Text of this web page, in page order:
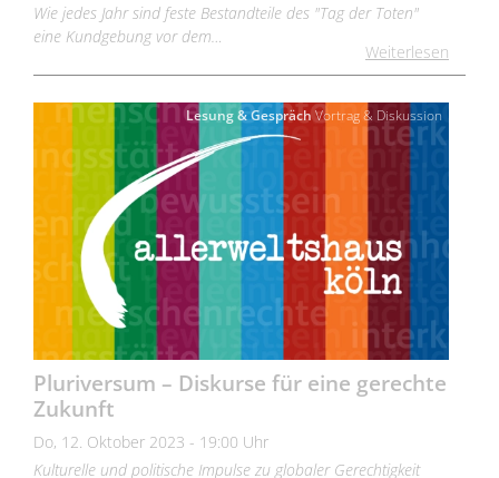
Wie jedes Jahr sind feste Bestandteile des "Tag der Toten"
eine Kundgebung vor dem…
Weiterlesen
Lesung & Gespräch Vortrag & Diskussion
Pluriversum – Diskurse für eine gerechte
Zukunft
Do, 12. Oktober 2023 - 19:00 Uhr
Kulturelle und politische Impulse zu globaler Gerechtigkeit